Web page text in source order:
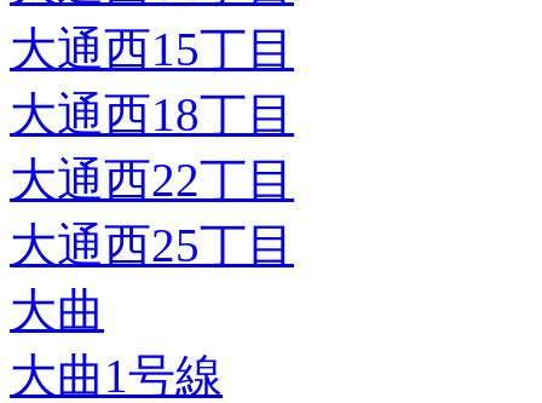
大通西15丁目
大通西18丁目
大通西22丁目
大通西25丁目
大曲
大曲1号線